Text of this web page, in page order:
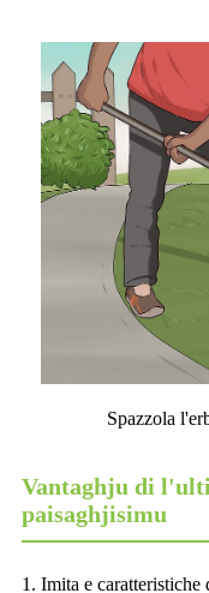
Spazzola
Vantaghju di
paisaghjisimu
1. Imita e caratteristiche